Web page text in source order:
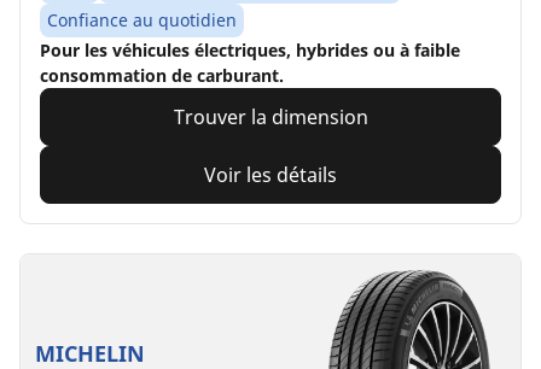
Confiance au quotidien
Pour les véhicules électriques, hybrides ou à faible
consommation de carburant.
Trouver la dimension
Voir les détails
MICHELIN